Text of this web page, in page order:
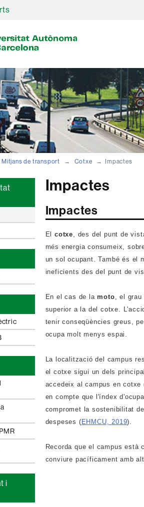
B
Mitjans de transport Cotxe Impactes
i
Impactes
Impactes
El cotxe , des del punt de
més energia consumeix,
un sol ocupant. També és el
ineficients des del punt de
En el cas de lamoto , el
superior a la del cotxe.
tenir conseqüències greus,
ocupa molt menys espai.
La localització del campus
el cotxe sigui un dels
accedeix al campus en
en compte que l'índex
compromet la sostenibilitat
despeses (EHMCU, 2019).
Recorda que el campus està
conviure pacíficament amb